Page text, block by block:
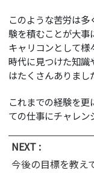
このような苦労は
験を積むことが大事
キャリコンとして様
時代に見つけた知識
はたくさんありまし
これまでの経験を
ての仕事にチャレン
NEXT :
今後の目標を教え